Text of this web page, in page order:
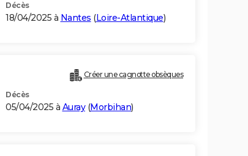
Décès
18/04/2025 à Nantes (Loire-Atlantique)
Créer une cagnotte obsèques
Décès
05/04/2025 à Auray(Morbihan)